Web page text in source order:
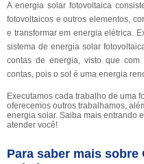
A energia solar fotovoltaica
fotovoltaicos e outros elementos,
e transformar em energia elétrica.
sistema de energia solar
contas de energia, visto que
contas, pois o sol é uma energia
Executamos cada trabalho de uma
oferecemos outros trabalhamos,
energia solar. Saiba mais entrando
atender você!
Para saber mais